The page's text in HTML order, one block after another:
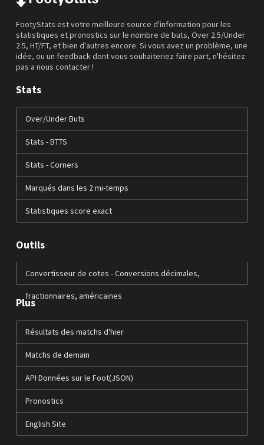
FootyStats est votre meilleure source d'information pour les
statistiques et pronostics sur le nombre de buts, Over 2.5/Under
2.5, HT/FT, et bien d'autres encore. Si vous avez un problème, une
idée, ou un feedback dont vous souhaiteriez faire part, n'hésitez
pas a nous contacter !
Stats
Over/Under Buts
Stats - BTTS
Stats - Corners
Marqués dans les 2 mi-temps
Statistiques score exact
Outils
Convertisseur de cotes - Conversions décimales,
fractionnaires, américaines
Plus
Résultats des matchs d'hier
Matchs de demain
API Données sur le Foot(JSON)
Pronostics
English Site